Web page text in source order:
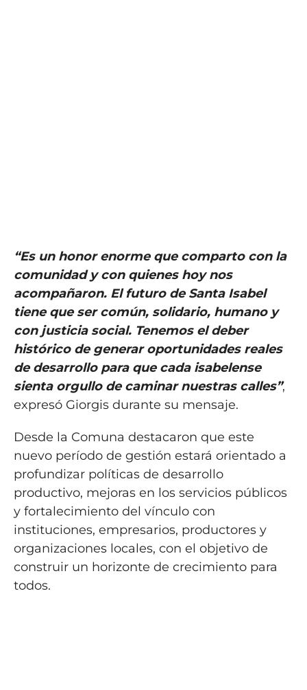
“Es un honor enorme que comparto con la
comunidad y con quienes hoy nos
acompañaron. El futuro de Santa Isabel
tiene que ser común, solidario, humano y
con justicia social. Tenemos el deber
histórico de generar oportunidades reales
de desarrollo para que cada isabelense
sienta orgullo de caminar nuestras calles”,
expresó Giorgis durante su mensaje.
Desde la Comuna destacaron que este
nuevo período de gestión estará orientado a
profundizar políticas de desarrollo
productivo, mejoras en los servicios públicos
y fortalecimiento del vínculo con
instituciones, empresarios, productores y
organizaciones locales, con el objetivo de
construir un horizonte de crecimiento para
todos.